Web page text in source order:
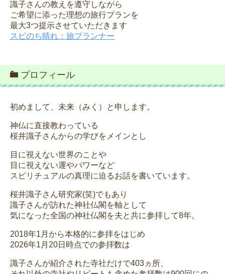
識子さんの教えを遵守しながら
ご希望に添った理想の旅行プランを
最大3つ提示させていただきます
スピのち晴れ：旅プランナー
プロフィール
初めまして、未来（みく）と申します。
神仏に直接教わっている
桜井識子さんからの学びをメインとし
目に視えない世界のことや
目に視えない運やパワーなど
スピリチュアルの真理に迫るお話を書いています。
桜井識子さん研究家(笑)でもあり
識子さんが訪れた神社仏閣を軸として
気になった全国の神社仏閣を夫と共に参拝して8年。
2018年1月から本格的に参拝をはじめ
2026年1月20日時点での参拝数は
識子さんが紹介された寺社だけで403ヵ所、